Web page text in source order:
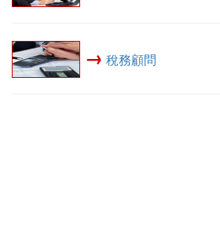
→ 稅務顧問